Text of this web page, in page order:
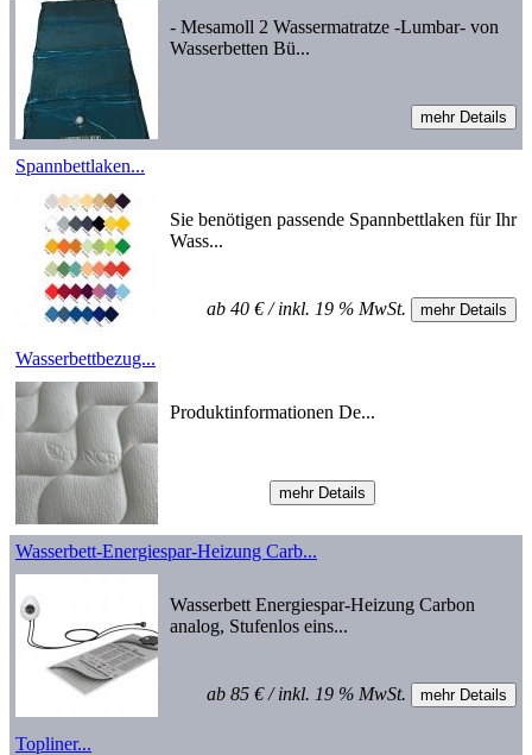
- Mesamoll 2 Wassermatratze -Lumbar- von
Wasserbetten Bü...
Spannbettlaken...
Sie benötigen passende Spannbettlaken für Ihr
Wass...
ab 40 € / inkl. 19 % MwSt.
Wasserbettbezug...
Produktinformationen De...
Wasserbett-Energiespar-Heizung Carb...
Wasserbett Energiespar-Heizung Carbon
analog, Stufenlos eins...
ab 85 € / inkl. 19 % MwSt.
Topliner...